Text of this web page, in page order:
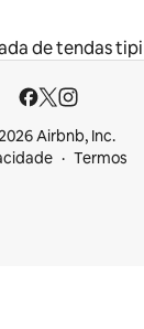
de tendas tipi
Airbnb, Inc.
Termos